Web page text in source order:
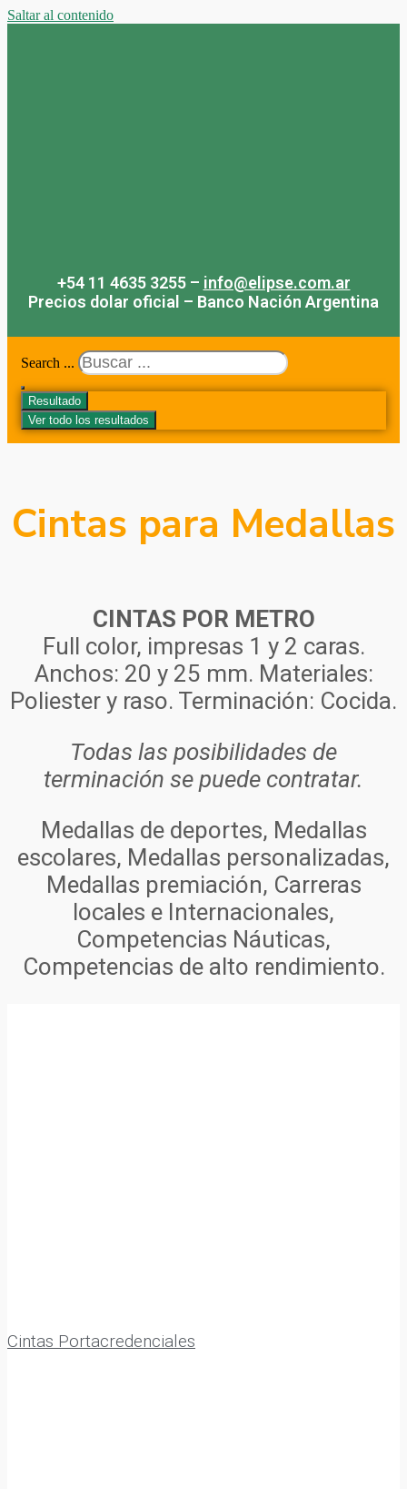
Saltar al contenido
+54 11 4635 3255 – info@elipse.com.ar
Precios dolar oficial – Banco Nación Argentina
Search ...
Resultado
Ver todo los resultados
Cintas para Medallas
CINTAS POR METRO
Full color, impresas 1 y 2 caras.
Anchos: 20 y 25 mm. Materiales:
Poliester y raso. Terminación: Cocida.
Todas las posibilidades de
terminación se puede contratar.
Medallas de deportes, Medallas
escolares, Medallas personalizadas,
Medallas premiación, Carreras
locales e Internacionales,
Competencias Náuticas,
Competencias de alto rendimiento.
Cintas Portacredenciales